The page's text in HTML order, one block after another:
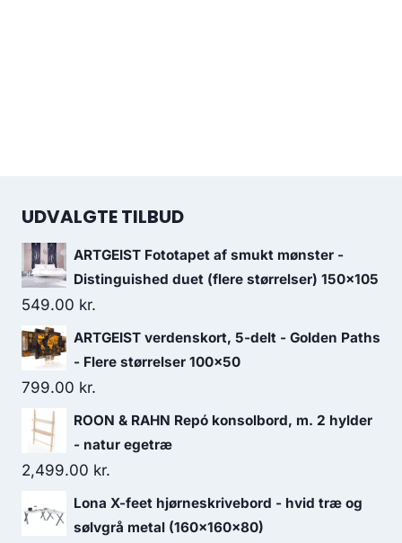
UDVALGTE TILBUD
ARTGEIST Fototapet af smukt mønster -
Distinguished duet (flere størrelser) 150x105
549.00 kr.
ARTGEIST verdenskort, 5-delt - Golden Paths
- Flere størrelser 100x50
799.00 kr.
ROON & RAHN Repó konsolbord, m. 2 hylder
- natur egetræ
2,499.00 kr.
Lona X-feet hjørneskrivebord - hvid træ og
sølvgrå metal (160x160x80)